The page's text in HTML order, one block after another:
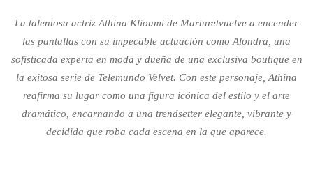
La talentosa actriz Athina Klioumi de Marturetvuelve a encender
las pantallas con su impecable actuación como Alondra, una
sofisticada experta en moda y dueña de una exclusiva boutique en
la exitosa serie de Telemundo Velvet. Con este personaje, Athina
reafirma su lugar como una figura icónica del estilo y el arte
dramático, encarnando a una trendsetter elegante, vibrante y
decidida que roba cada escena en la que aparece.